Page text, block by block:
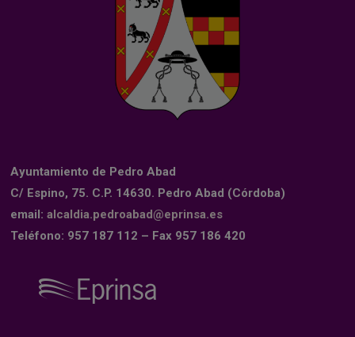
Ayuntamiento de Pedro Abad
C/ Espino, 75. C.P. 14630. Pedro Abad (Córdoba)
email:alcaldia.pedroabad@eprinsa.es
Teléfono: 957 187 112 – Fax 957 186 420